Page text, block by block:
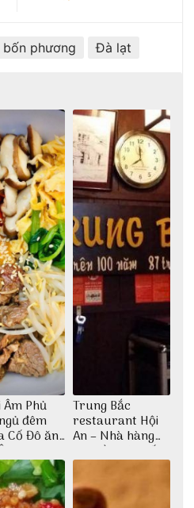
phương Đà lạt
Phủ
đêm
Cố Đô ăn
Phủ
Trung Bắc
restaurant Hội
An – Nhà hàng
cao lầu có thiết
kế vô cùng ấn
tượng giữa lòng
phố Hội